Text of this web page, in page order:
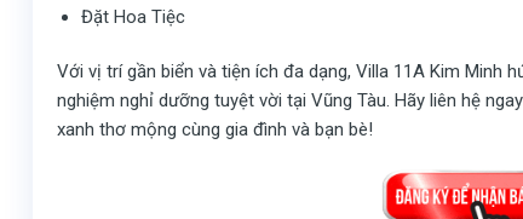
Đặt Hoa Tiệc
Với vị trí gần biển và tiện ích đa dạng, Villa 11A Kim Minh
nghiệm nghỉ dưỡng tuyệt vời tại Vũng Tàu. Hãy liên hệ
xanh thơ mộng cùng gia đình và bạn bè!